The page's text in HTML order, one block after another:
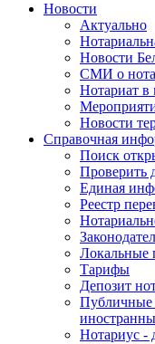
Новости
Актуально
Новости
СМИ о
Нотариат в
Новости
Справочная
Поиск
Проверить
Единая
Реестр
Локальные
Тарифы
Депозит
Публичные
Нотариус -